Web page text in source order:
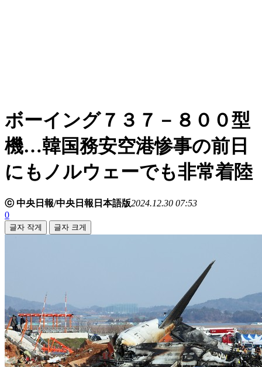
ボーイング７３７－８００型
機…韓国務安空港惨事の前日
にもノルウェーでも非常着陸
ⓒ 中央日報/中央日報日本語版2024.12.30 07:53
0
글자 작게 글자 크게